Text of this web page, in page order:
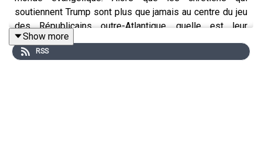
soutiennent Trump sont plus que jamais au centre du jeu
des Républicains outre-Atlantique, quelle est leur
influence sur les évangéliques français ? A travers des
rencontres avec des chercheurs, mais aussi des
Show more
RSS